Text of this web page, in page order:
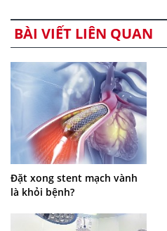
BÀI VIẾT LIÊN QUAN
Đặt xong stent mạch vành
là khỏi bệnh?